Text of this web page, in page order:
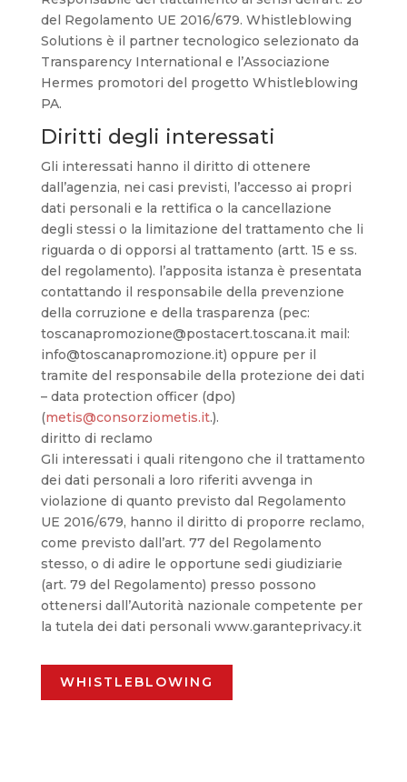
del Regolamento UE 2016/679. Whistleblowing
Solutions è il partner tecnologico selezionato da
Transparency International e l’Associazione
Hermes promotori del progetto Whistleblowing
PA.
Diritti degli interessati
Gli interessati hanno il diritto di ottenere
dall’agenzia, nei casi previsti, l’accesso ai propri
dati personali e la rettifica o la cancellazione
degli stessi o la limitazione del trattamento che li
riguarda o di opporsi al trattamento (artt. 15 e ss.
del regolamento). l’apposita istanza è presentata
contattando il responsabile della prevenzione
della corruzione e della trasparenza (pec:
toscanapromozione@postacert.toscana.it mail:
info@toscanapromozione.it) oppure per il
tramite del responsabile della protezione dei dati
– data protection officer (dpo)
(metis@consorziometis.it.).
diritto di reclamo
Gli interessati i quali ritengono che il trattamento
dei dati personali a loro riferiti avvenga in
violazione di quanto previsto dal Regolamento
UE 2016/679, hanno il diritto di proporre reclamo,
come previsto dall’art. 77 del Regolamento
stesso, o di adire le opportune sedi giudiziarie
(art. 79 del Regolamento) presso possono
ottenersi dall’Autorità nazionale competente per
la tutela dei dati personali www.garanteprivacy.it
WHISTLEBLOWING